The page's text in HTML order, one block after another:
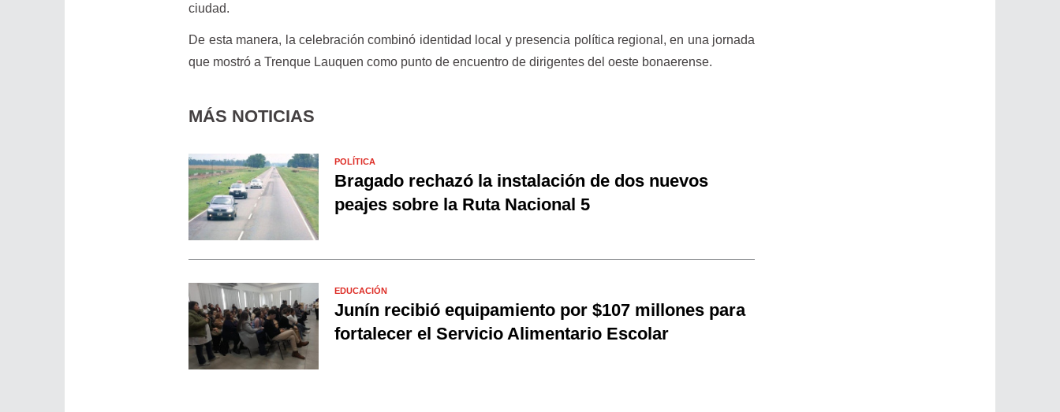
ciudad.
De esta manera, la celebración combinó identidad local y presencia política regional, en una jornada
que mostró a Trenque Lauquen como punto de encuentro de dirigentes del oeste bonaerense.
MÁS NOTICIAS
POLÍTICA
Bragado rechazó la instalación de dos nuevos
peajes sobre la Ruta Nacional 5
EDUCACIÓN
Junín recibió equipamiento por $107 millones para
fortalecer el Servicio Alimentario Escolar